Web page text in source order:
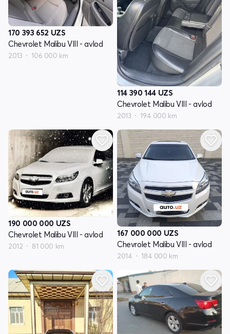
170 393 652 UZS
Chevrolet Malibu VIII - avlod
2013 106 000 km
114 390 144 UZS
Chevrolet Malibu VIII - avlod
2013 194 000 km
190 000 000 UZS
Chevrolet Malibu VIII - avlod
2012 81 000 km
167 000 000 UZS
Chevrolet Malibu VIII - avlod
2014 184 000 km